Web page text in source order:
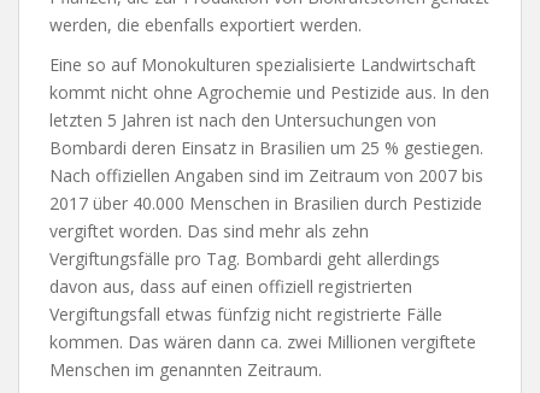
werden, die ebenfalls exportiert werden.
Eine so auf Monokulturen spezialisierte Landwirtschaft
kommt nicht ohne Agrochemie und Pestizide aus. In den
letzten 5 Jahren ist nach den Untersuchungen von
Bombardi deren Einsatz in Brasilien um 25 % gestiegen.
Nach offiziellen Angaben sind im Zeitraum von 2007 bis
2017 über 40.000 Menschen in Brasilien durch Pestizide
vergiftet worden. Das sind mehr als zehn
Vergiftungsfälle pro Tag. Bombardi geht allerdings
davon aus, dass auf einen offiziell registrierten
Vergiftungsfall etwas fünfzig nicht registrierte Fälle
kommen. Das wären dann ca. zwei Millionen vergiftete
Menschen im genannten Zeitraum.